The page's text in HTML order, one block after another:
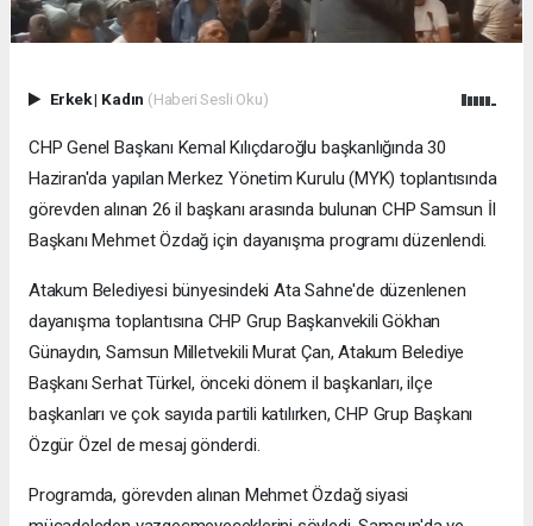
Erkek| Kadın (Haberi Sesli Oku)
CHP Genel Başkanı Kemal Kılıçdaroğlu başkanlığında 30
Haziran'da yapılan Merkez Yönetim Kurulu (MYK) toplantısında
görevden alınan 26 il başkanı arasında bulunan CHP Samsun İl
Başkanı Mehmet Özdağ için dayanışma programı düzenlendi.
Atakum Belediyesi bünyesindeki Ata Sahne'de düzenlenen
dayanışma toplantısına CHP Grup Başkanvekili Gökhan
Günaydın, Samsun Milletvekili Murat Çan, Atakum Belediye
Başkanı Serhat Türkel, önceki dönem il başkanları, ilçe
başkanları ve çok sayıda partili katılırken, CHP Grup Başkanı
Özgür Özel de mesaj gönderdi.
Programda, görevden alınan Mehmet Özdağ siyasi